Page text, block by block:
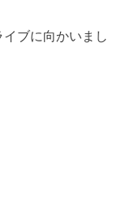
ブに向かいまし